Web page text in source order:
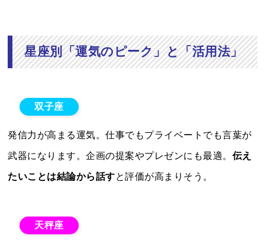
星座別「運気のピーク」と「活用法」
双子座
発信力が高まる運気。仕事でもプライベートでも言葉が
武器になります。企画の提案やプレゼンにも最適。 伝え
たいことは結論から話すと評価が高まりそう。
天秤座